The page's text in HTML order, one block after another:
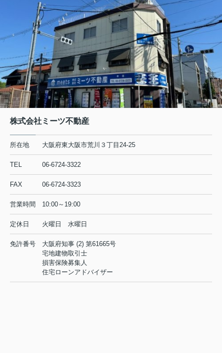
株式会社ミーツ不動産
所在地 大阪府東大阪市荒川３丁目24-25
TEL 06-6724-3322
FAX 06-6724-3323
営業時間 10:00～19:00
定休日 火曜日 水曜日
免許番号
大阪府知事 (2) 第61665号
宅地建物取引士
損害保険募集人
住宅ローンアドバイザー